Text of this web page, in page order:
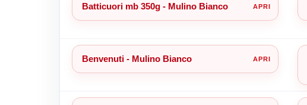
Batticuori mb 350g - Mulino Bianco
Benvenuti - Mulino Bianco